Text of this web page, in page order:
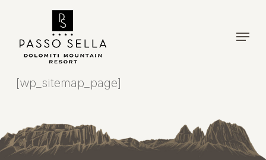
main
Menu
[wp_sitemap_page]